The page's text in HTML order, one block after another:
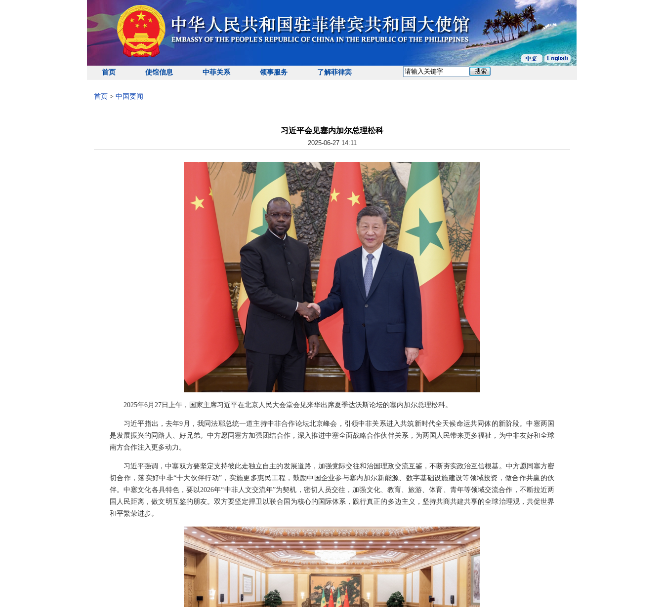
首页 使馆信息 中菲关系 领事服务 了解菲律宾
首页 > 中国要闻
习近平会见塞内加尔总理松科
2025-06-27 14:11
2025年6月27日上午，国家主席习近平在北京人民大会堂会见来华出席夏季达沃斯论坛的塞内加尔总理松科。
习近平指出，去年9月，我同法耶总统一道主持中非合作论坛北京峰会，引领中非关系进入共筑新时代全天候命运共同体的新阶段。中塞两国
是发展振兴的同路人、好兄弟。中方愿同塞方加强团结合作，深入推进中塞全面战略合作伙伴关系，为两国人民带来更多福祉，为中非友好和全球
南方合作注入更多动力。
习近平强调，中塞双方要坚定支持彼此走独立自主的发展道路，加强党际交往和治国理政交流互鉴，不断夯实政治互信根基。中方愿同塞方密
切合作，落实好中非“十大伙伴行动”，实施更多惠民工程，鼓励中国企业参与塞内加尔新能源、数字基础设施建设等领域投资，做合作共赢的伙
伴。中塞文化各具特色，要以2026年“中非人文交流年”为契机，密切人员交往，加强文化、教育、旅游、体育、青年等领域交流合作，不断拉近两
国人民距离，做文明互鉴的朋友。双方要坚定捍卫以联合国为核心的国际体系，践行真正的多边主义，坚持共商共建共享的全球治理观，共促世界
和平繁荣进步。